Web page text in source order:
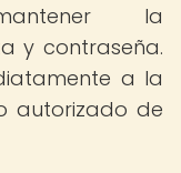
la
y contraseña.
a la
autorizado de